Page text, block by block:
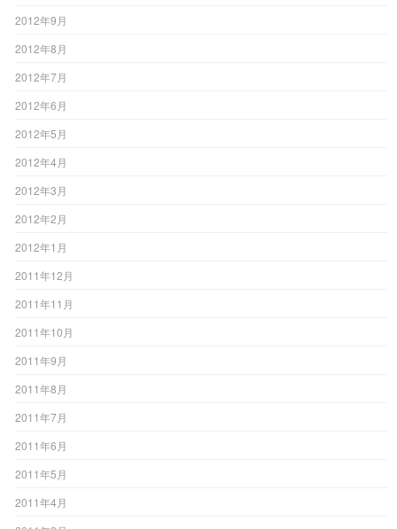
2012年9月
2012年8月
2012年7月
2012年6月
2012年5月
2012年4月
2012年3月
2012年2月
2012年1月
2011年12月
2011年11月
2011年10月
2011年9月
2011年8月
2011年7月
2011年6月
2011年5月
2011年4月